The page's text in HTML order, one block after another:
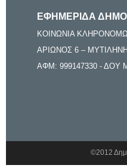
ΕΦΗΜΕΡΙΔΑ
ΚΟΙΝΩΝΙΑ
ΑΡΙΩΝΟΣ 6 – ΜΥΤΙΛΗΝΗ
ΑΦΜ: 999147330 - ΔΟΥ
©2012